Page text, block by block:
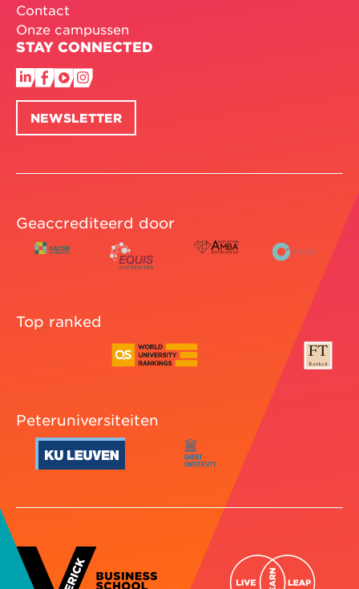
Contact
Onze campussen
STAY CONNECTED
NEWSLETTER
Geaccrediteerd door
Top ranked
Peteruniversiteiten